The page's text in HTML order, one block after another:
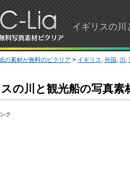
イギリスの川
の素材が無料のピクリア > イギリス, 外国 , 川 ,
の川と観光船の写真素
ク